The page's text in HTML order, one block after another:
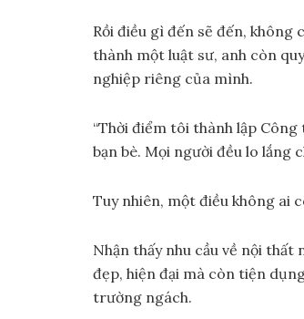
Rồi điều gì đến sẽ đến,
thành một luật sư, anh còn
nghiệp riêng của mình.
“Thời điểm tôi thành lập
bạn bè. Mọi người đều lo lắng
Tuy nhiên, một điều không ai
Nhận thấy nhu cầu về nội
đẹp, hiện đại mà còn tiện
trường ngách.